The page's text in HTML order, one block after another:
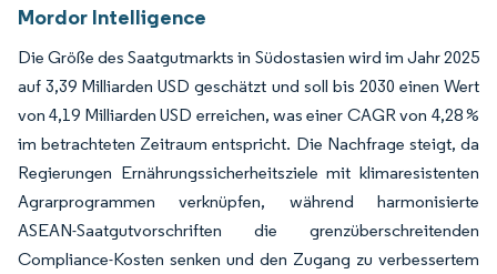
Mordor Intelligence
Die Größe des Saatgutmarkts in Südostasien wird im Jahr 2025
auf 3,39 Milliarden USD geschätzt und soll bis 2030 einen Wert
von 4,19 Milliarden USD erreichen, was einer CAGR von 4,28 %
im betrachteten Zeitraum entspricht. Die Nachfrage steigt, da
Regierungen Ernährungssicherheitsziele mit klimaresistenten
Agrarprogrammen verknüpfen, während harmonisierte
ASEAN-Saatgutvorschriften die grenzüberschreitenden
Compliance-Kosten senken und den Zugang zu verbessertem